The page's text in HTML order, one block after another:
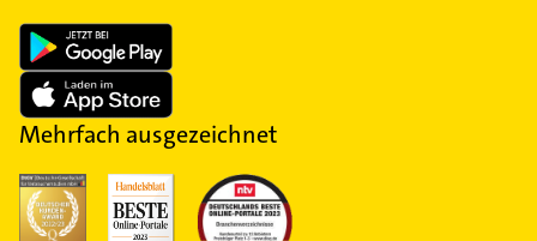
Mehrfach ausgezeichnet